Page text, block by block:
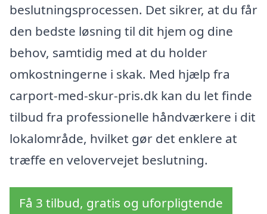
beslutningsprocessen. Det sikrer, at du får
den bedste løsning til dit hjem og dine
behov, samtidig med at du holder
omkostningerne i skak. Med hjælp fra
carport-med-skur-pris.dk kan du let finde
tilbud fra professionelle håndværkere i dit
lokalområde, hvilket gør det enklere at
træffe en velovervejet beslutning.
Få 3 tilbud, gratis og uforpligtende